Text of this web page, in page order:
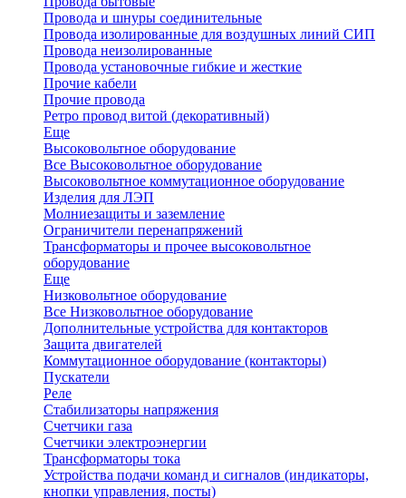
Провода и шнуры соединительные
Провода изолированные для воздушных линий СИП
Провода неизолированные
Провода установочные гибкие и жесткие
Прочие кабели
Прочие провода
Ретро провод витой (декоративный)
Еще
Высоковольтное оборудование
Все Высоковольтное оборудование
Высоковольтное коммутационное оборудование
Изделия для ЛЭП
Молниезащиты и заземление
Ограничители перенапряжений
Трансформаторы и прочее высоковольтное
оборудование
Еще
Низковольтное оборудование
Все Низковольтное оборудование
Дополнительные устройства для контакторов
Защита двигателей
Коммутационное оборудование (контакторы)
Пускатели
Реле
Стабилизаторы напряжения
Счетчики газа
Счетчики электроэнергии
Трансформаторы тока
Устройства подачи команд и сигналов (индикаторы,
кнопки управления, посты)